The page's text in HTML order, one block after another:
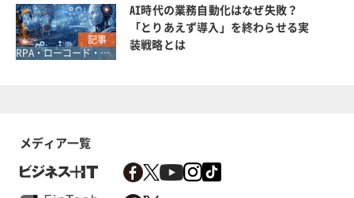
記事
RPA・ローコード・ノーコード
AI時代の業務自動化はなぜ失敗？
「とりあえず導入」を終わらせる実
装戦略とは
メディア一覧